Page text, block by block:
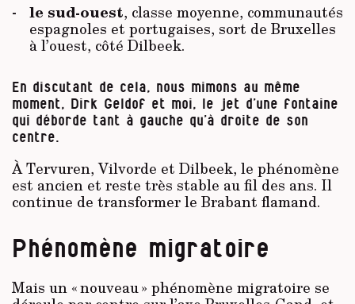
le sud-ouest, classe moyenne, communautés
espagnoles et portugaises, sort de Bruxelles
à l’ouest, côté Dilbeek.
En discutant de cela, nous mimons au même
moment, Dirk Geldof et moi, le jet d’une fontaine
qui déborde tant à gauche qu’à droite de son
centre.
À Tervuren, Vilvorde et Dilbeek, le phénomène
est ancien et reste très stable au fil des ans. Il
continue de transformer le Brabant flamand.
Phénomène migratoire
Mais un « nouveau » phénomène migratoire se